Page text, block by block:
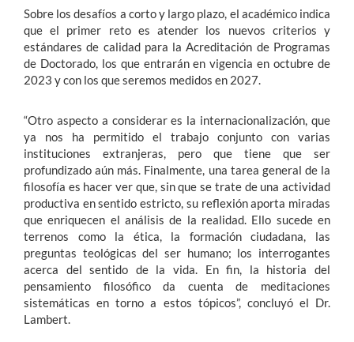
Sobre los desafíos a corto y largo plazo, el académico indica
que el primer reto es atender los nuevos criterios y
estándares de calidad para la Acreditación de Programas
de Doctorado, los que entrarán en vigencia en octubre de
2023 y con los que seremos medidos en 2027.
“Otro aspecto a considerar es la internacionalización, que
ya nos ha permitido el trabajo conjunto con varias
instituciones extranjeras, pero que tiene que ser
profundizado aún más. Finalmente, una tarea general de la
filosofía es hacer ver que, sin que se trate de una actividad
productiva en sentido estricto, su reflexión aporta miradas
que enriquecen el análisis de la realidad. Ello sucede en
terrenos como la ética, la formación ciudadana, las
preguntas teológicas del ser humano; los interrogantes
acerca del sentido de la vida. En fin, la historia del
pensamiento filosófico da cuenta de meditaciones
sistemáticas en torno a estos tópicos”, concluyó el Dr.
Lambert.